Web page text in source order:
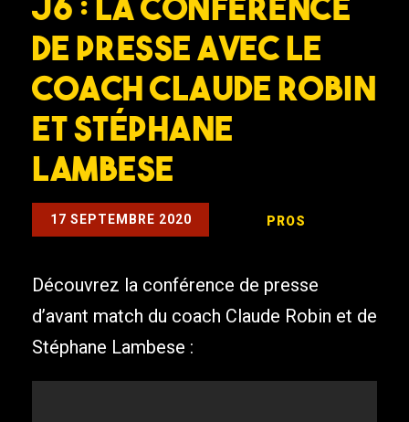
de presse avec le
coach Claude Robin
et Stéphane
Lambese
17 SEPTEMBRE 2020 PROS
Découvrez la conférence de presse
d’avant match du coach Claude Robin et de
Stéphane Lambese :